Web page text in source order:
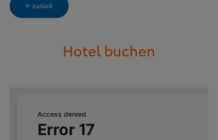
← zurück
Hotel buchen